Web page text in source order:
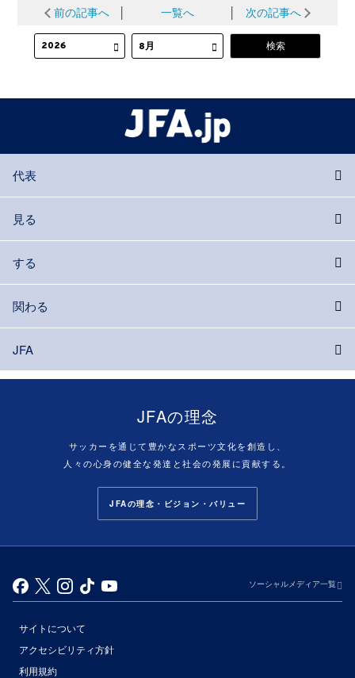
前の記事へ 一覧へ 次の記事へ
代表
見る
する
関わる
JFA
JFAの理念
サッカーを通じて豊かなスポーツ文化を創造し、
人々の心身の健全な発達と社会の発展に貢献する。
JFAの理念・ビジョン・バリュー
ソーシャルメディア一覧
サイトについて
アクセシビリティ方針
利用規約